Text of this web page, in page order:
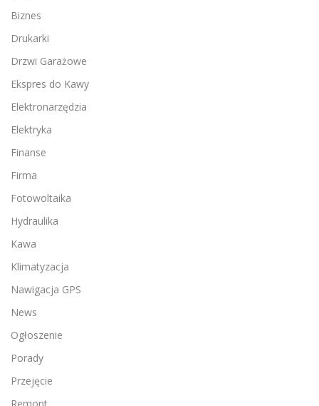
Biznes
Drukarki
Drzwi Garażowe
Ekspres do Kawy
Elektronarzędzia
Elektryka
Finanse
Firma
Fotowoltaika
Hydraulika
Kawa
Klimatyzacja
Nawigacja GPS
News
Ogłoszenie
Porady
Przejęcie